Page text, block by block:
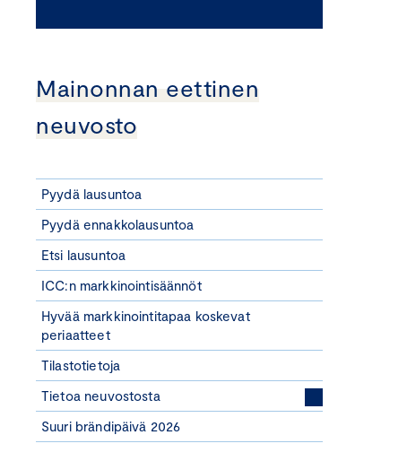
Mainonnan eettinen
neuvosto
Pyydä lausuntoa
Pyydä ennakkolausuntoa
Etsi lausuntoa
ICC:n markkinointisäännöt
Hyvää markkinointitapaa koskevat
periaatteet
Tilastotietoja
Tietoa neuvostosta
Suuri brändipäivä 2026